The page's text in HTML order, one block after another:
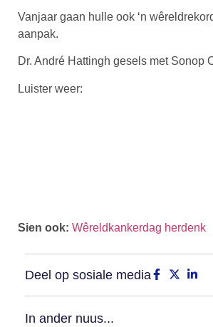
Vanjaar gaan hulle ook ‘n
aanpak.
Dr. André Hattingh gesels met Sonop
Luister weer:
Sien ook: Wêreldkankerdag herdenk
Deel op sosiale media
In ander nuus...